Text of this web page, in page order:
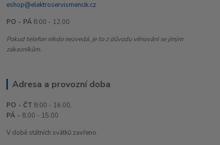
eshop@elektroservismencik.cz
PO - PÁ 8:00 - 12.00
Pokud telefon nikdo nezvedá, je to z důvodu věnování se jiným
zákazníkům.
Adresa a provozní doba
PO - ČT 8:00 - 16.00,
PÁ - 8.00 - 15.00
V době státních svátků zavřeno.